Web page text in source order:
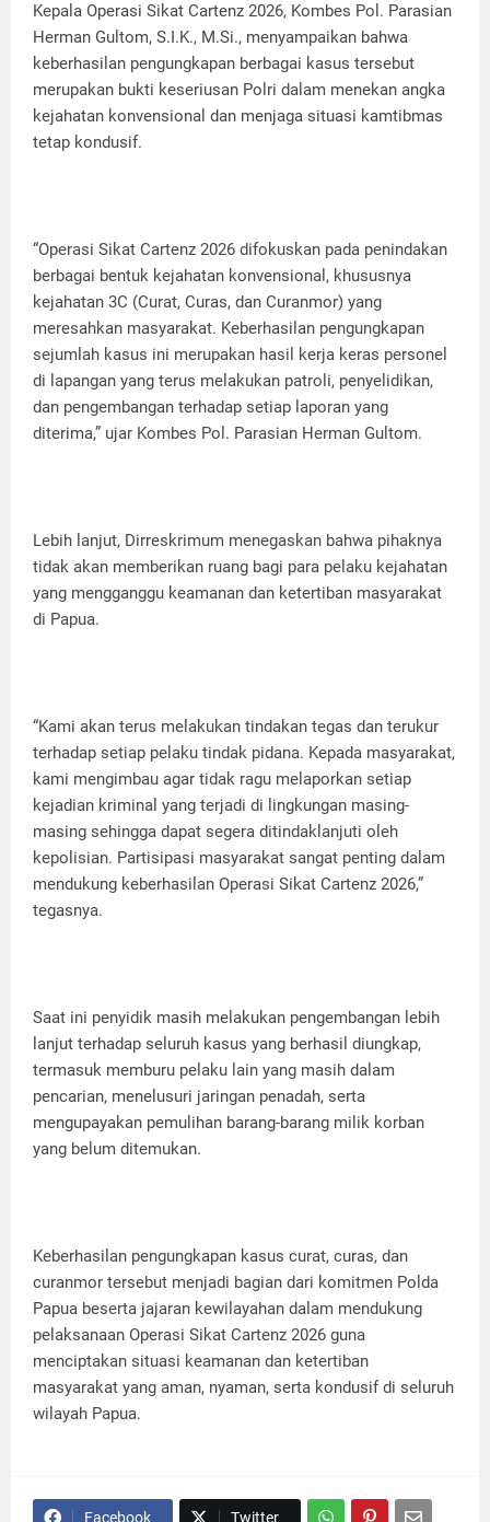
Kepala Operasi Sikat Cartenz 2026, Kombes Pol. Parasian
Herman Gultom, S.I.K., M.Si., menyampaikan bahwa
keberhasilan pengungkapan berbagai kasus tersebut
merupakan bukti keseriusan Polri dalam menekan angka
kejahatan konvensional dan menjaga situasi kamtibmas
tetap kondusif.
“Operasi Sikat Cartenz 2026 difokuskan pada penindakan
berbagai bentuk kejahatan konvensional, khususnya
kejahatan 3C (Curat, Curas, dan Curanmor) yang
meresahkan masyarakat. Keberhasilan pengungkapan
sejumlah kasus ini merupakan hasil kerja keras personel
di lapangan yang terus melakukan patroli, penyelidikan,
dan pengembangan terhadap setiap laporan yang
diterima,” ujar Kombes Pol. Parasian Herman Gultom.
Lebih lanjut, Dirreskrimum menegaskan bahwa pihaknya
tidak akan memberikan ruang bagi para pelaku kejahatan
yang mengganggu keamanan dan ketertiban masyarakat
di Papua.
“Kami akan terus melakukan tindakan tegas dan terukur
terhadap setiap pelaku tindak pidana. Kepada masyarakat,
kami mengimbau agar tidak ragu melaporkan setiap
kejadian kriminal yang terjadi di lingkungan masing-
masing sehingga dapat segera ditindaklanjuti oleh
kepolisian. Partisipasi masyarakat sangat penting dalam
mendukung keberhasilan Operasi Sikat Cartenz 2026,”
tegasnya.
Saat ini penyidik masih melakukan pengembangan lebih
lanjut terhadap seluruh kasus yang berhasil diungkap,
termasuk memburu pelaku lain yang masih dalam
pencarian, menelusuri jaringan penadah, serta
mengupayakan pemulihan barang-barang milik korban
yang belum ditemukan.
Keberhasilan pengungkapan kasus curat, curas, dan
curanmor tersebut menjadi bagian dari komitmen Polda
Papua beserta jajaran kewilayahan dalam mendukung
pelaksanaan Operasi Sikat Cartenz 2026 guna
menciptakan situasi keamanan dan ketertiban
masyarakat yang aman, nyaman, serta kondusif di seluruh
wilayah Papua.
Facebook Twitter